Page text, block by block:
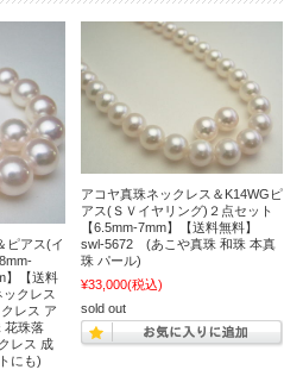
ピアス(イ
】【送料
クレス
レス ア
花珠落
レス 成
にも)
アコヤ真珠ネックレス＆K14WGピ
アス(ＳＶイヤリング)２点セット
【6.5mm-7mm】【送料無料】
swl-5672 (あこや真珠 和珠 本真
珠 パール)
¥33,000(税込)
sold out